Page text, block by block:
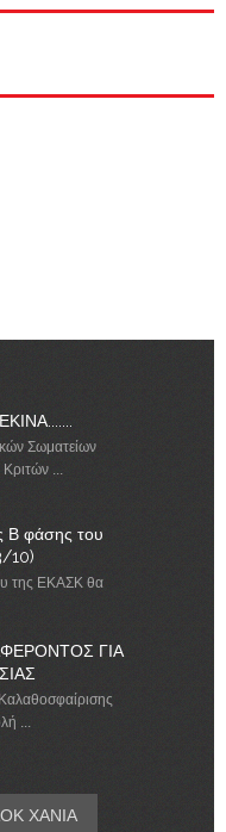
Σωματείων
...
Β φάσης του
10)
της ΕΚΑΣΚ θα
ΓΙΑ
...
ΧΑΝΙΑ